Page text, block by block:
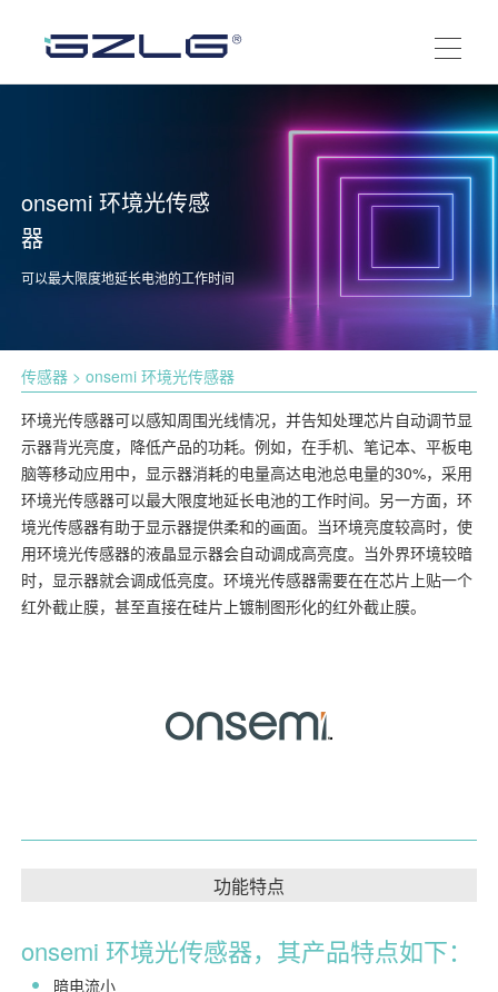
onsemi 环境光传感
器
可以最大限度地延长电池的工作时间
传感器 > onsemi 环境光传感器
环境光传感器可以感知周围光线情况，并告知处理芯片自动调节显
示器背光亮度，降低产品的功耗。例如，在手机、笔记本、平板电
脑等移动应用中，显示器消耗的电量高达电池总电量的30%，采用
环境光传感器可以最大限度地延长电池的工作时间。另一方面，环
境光传感器有助于显示器提供柔和的画面。当环境亮度较高时，使
用环境光传感器的液晶显示器会自动调成高亮度。当外界环境较暗
时，显示器就会调成低亮度。环境光传感器需要在在芯片上贴一个
红外截止膜，甚至直接在硅片上镀制图形化的红外截止膜。
功能特点
onsemi 环境光传感器，其产品特点如下：
暗电流小